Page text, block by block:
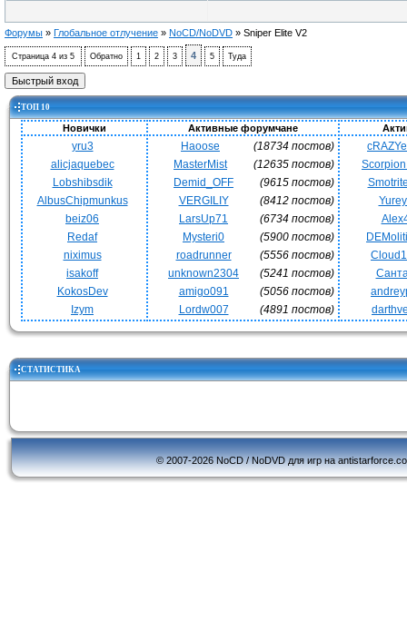
Форумы » Глобальное отлучение » NoCD/NoDVD » Sniper Elite V2
Страница 4 из 5 Обратно 1 2 3 4 5 Туда
ТОП 10
Новички Активные форумчане
yru3
alicjaquebec
Lobshibsdik
AlbusChipmunkus
beiz06
Redaf
niximus
isakoff
KokosDev
Izym
Haoose
(18734 постов)
MasterMist
(12635 постов)
Demid_OFF
(9615 постов)
VERGILIY
(8412 постов)
LarsUp71
(6734 постов)
Mysteri0
(5900 постов)
roadrunner
(5556 постов)
unknown2304
(5241 постов)
amigo091
(5056 постов)
Lordw007
(4891 постов)
СТАТИСТИКА
© 2007-2026 NoCD / NoDVD для игр на